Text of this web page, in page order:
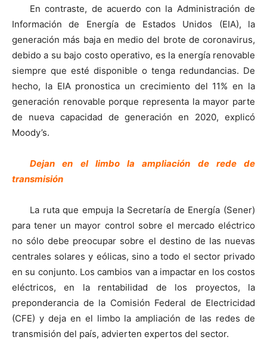
En contraste, de acuerdo con la Administración de
Información de Energía de Estados Unidos (EIA), la
generación más baja en medio del brote de coronavirus,
debido a su bajo costo operativo, es la energía renovable
siempre que esté disponible o tenga redundancias. De
hecho, la EIA pronostica un crecimiento del 11% en la
generación renovable porque representa la mayor parte
de nueva capacidad de generación en 2020, explicó
Moody’s.
Dejan en el limbo la ampliación de rede de
transmisión
La ruta que empuja la Secretaría de Energía (Sener)
para tener un mayor control sobre el mercado eléctrico
no sólo debe preocupar sobre el destino de las nuevas
centrales solares y eólicas, sino a todo el sector privado
en su conjunto. Los cambios van a impactar en los costos
eléctricos, en la rentabilidad de los proyectos, la
preponderancia de la Comisión Federal de Electricidad
(CFE) y deja en el limbo la ampliación de las redes de
transmisión del país, advierten expertos del sector.